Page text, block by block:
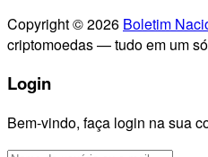
Copyright © 2026 Boletim
criptomoedas — tudo em um
Login
Bem-vindo, faça login na sua